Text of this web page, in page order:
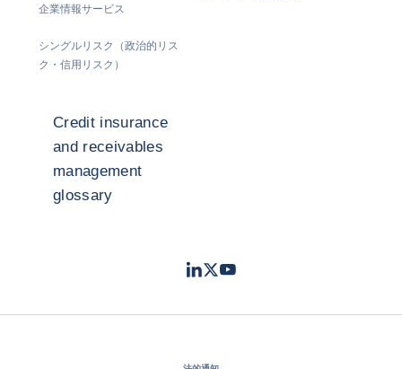
企業情報サービス
シングルリスク（政治的リス
ク・信用リスク）
Credit insurance
and receivables
management
glossary
LinkedIn
TwitterYoutube